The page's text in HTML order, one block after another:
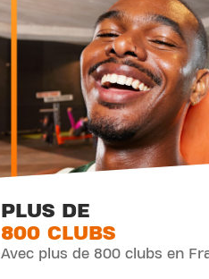
PLUS DE
800 CLUBS
Avec plus de 800 clubs en